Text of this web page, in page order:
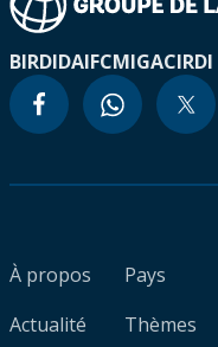
BIRDIDAIFCMIGACIRDI
À propos
Actualité
Pays
Thèmes